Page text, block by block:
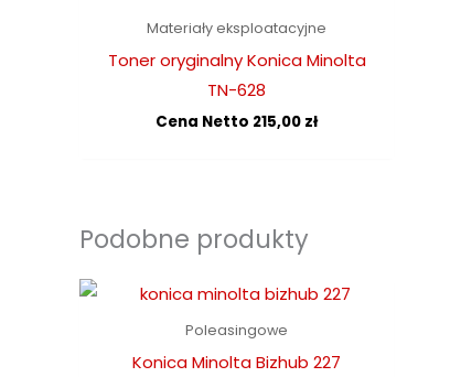
Materiały eksploatacyjne
Toner oryginalny Konica Minolta
TN-628
Cena Netto 215,00 zł
Podobne produkty
Poleasingowe
Konica Minolta Bizhub 227